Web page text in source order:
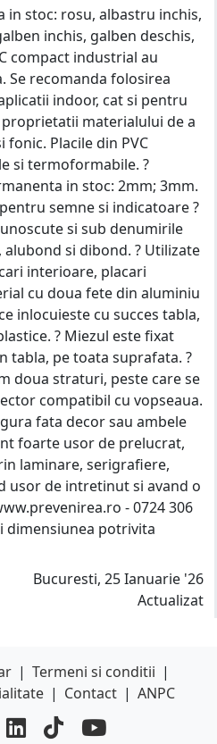
stoc: rosu, albastru inchis,
inchis, galben deschis,
compact industrial au
Se recomanda folosirea
indoor, cat si pentru
materialului de a
Placile din PVC
si termoformabile. ?
in stoc: 2mm; 3mm.
semne si indicatoare ?
si sub denumirile
si dibond. ? Utilizate
interioare, placari
cu doua fete din aluminiu
inlocuieste cu succes tabla,
? Miezul este fixat
tabla, pe toata suprafata. ?
doua straturi, peste care se
compatibil cu vopseaua.
fata decor sau ambele
foarte usor de prelucrat,
laminare, serigrafiere,
usor de intretinut si avand o
- 0724 306
dimensiunea potrivita
Bucuresti, 25 Ianuarie '26
Actualizat
| Termeni si conditii |
| Contact | ANPC